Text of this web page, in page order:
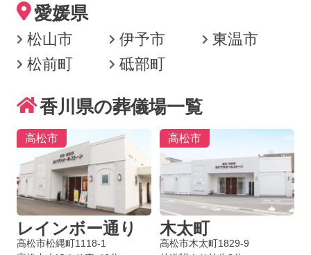
愛媛県
松山市 伊予市
東温市
松前町
砥部町
香川県の葬儀場一覧
高松市
レインボー通り
高松市松縄町1118-1
高松市
木太町
高松市木太町1829-9